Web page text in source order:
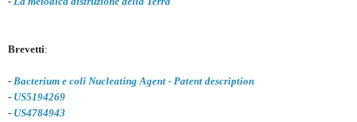
Brevetti:
- Bacterium e coli Nucleating Agent - Patent description
- US5194269
- US4784943